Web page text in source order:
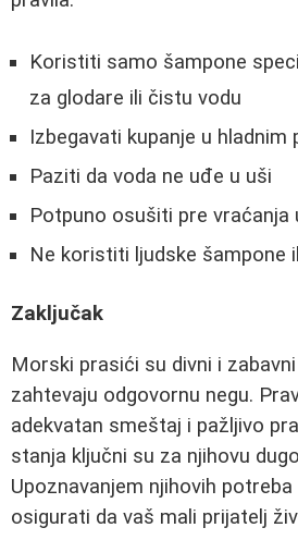
Koristiti samo šampone
za glodare ili čistu vodu
Izbegavati kupanje u hladnim
Paziti da voda ne uđe u uši
Potpuno osušiti pre vraćanja
Ne koristiti ljudske šampone
Zaključak
Morski prasići su divni i
zahtevaju odgovornu negu.
adekvatan smeštaj i pažljivo
stanja ključni su za njihovu
Upoznavanjem njihovih
osigurati da vaš mali prijatelj